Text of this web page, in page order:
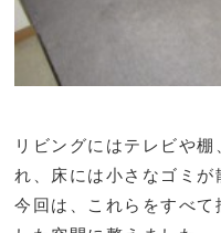
リビングにはテレビや
れ、床には小さなゴミが
今回は、これらをすべて